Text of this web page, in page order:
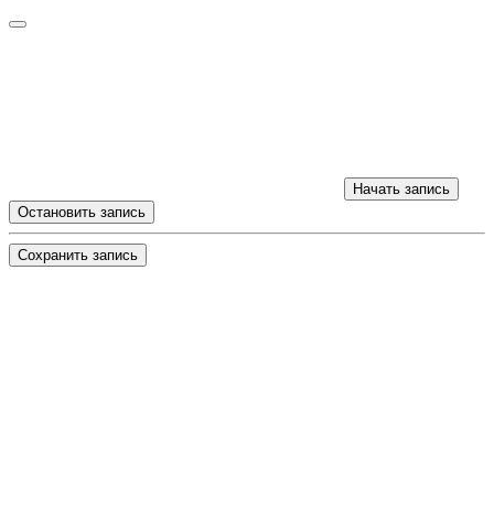
Начать запись
Остановить запись
Сохранить запись